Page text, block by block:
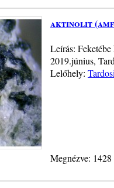
aktinolit
Leírás:
2019.június,
Lelőhely:
Megnézve: